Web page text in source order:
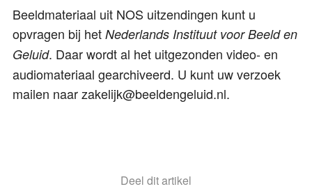
Beeldmateriaal uit NOS uitzendingen kunt u
opvragen bij het Nederlands Instituut voor Beeld en
Geluid. Daar wordt al het uitgezonden video- en
audiomateriaal gearchiveerd. U kunt uw verzoek
mailen naar zakelijk@beeldengeluid.nl.
Deel dit artikel